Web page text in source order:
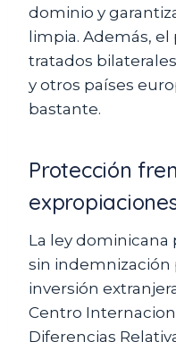
dominio y
limpia. Además,
tratados
y otros países
bastante.
Protección
La ley
sin indemnización
inversión
Centro
Diferencias